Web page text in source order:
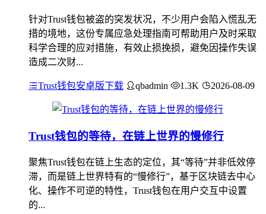
针对Trust钱包被盗的突发状况，不少用户会陷入慌乱无
措的境地，这份专属应急处理指南可帮助用户及时采取
科学合理的应对措施，有效止损挽损，避免因操作失误
造成二次财...
Trust钱包安卓版下载 qbadmin 1.3K 2026-08-09
Trust钱包的等待，在链上世界的慢修行
聚焦Trust钱包在链上生态的定位，其“等待”并非低效停
滞，而是链上世界特有的“慢修行”，基于区块链去中心
化、操作不可逆的特性，Trust钱包在用户交互中设置
的...